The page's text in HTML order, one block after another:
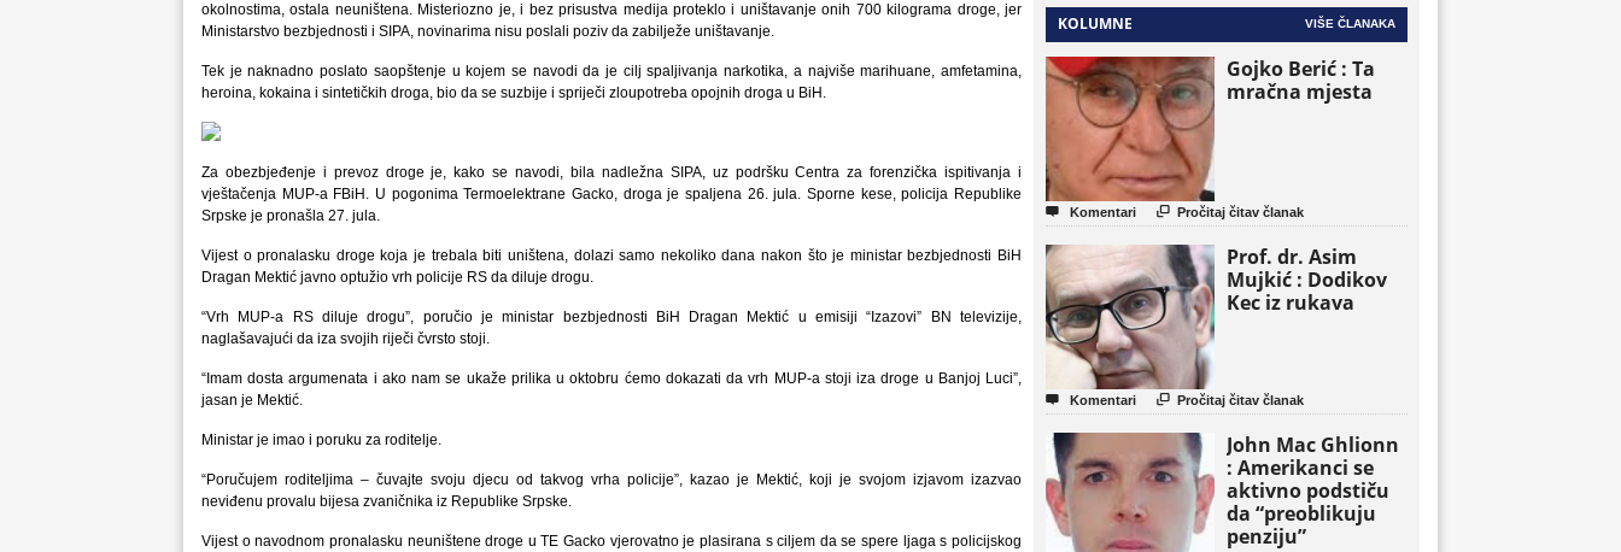
okolnostima, ostala neuništena. Misteriozno je, i bez prisustva medija proteklo i uništavanje onih 700 kilograma droge, jer
Ministarstvo bezbjednosti i SIPA, novinarima nisu poslali poziv da zabilježe uništavanje.
Tek je naknadno poslato saopštenje u kojem se navodi da je cilj spaljivanja narkotika, a najviše marihuane, amfetamina,
heroina, kokaina i sintetičkih droga, bio da se suzbije i spriječi zloupotreba opojnih droga u BiH.
Za obezbjeđenje i prevoz droge je, kako se navodi, bila nadležna SIPA, uz podršku Centra za forenzička ispitivanja i
vještačenja MUP-a FBiH. U pogonima Termoelektrane Gacko, droga je spaljena 26. jula. Sporne kese, policija Republike
Srpske je pronašla 27. jula.
Vijest o pronalasku droge koja je trebala biti uništena, dolazi samo nekoliko dana nakon što je ministar bezbjednosti BiH
Dragan Mektić javno optužio vrh policije RS da diluje drogu.
“Vrh MUP-a RS diluje drogu”, poručio je ministar bezbjednosti BiH Dragan Mektić u emisiji “Izazovi” BN televizije,
naglašavajući da iza svojih riječi čvrsto stoji.
“Imam dosta argumenata i ako nam se ukaže prilika u oktobru ćemo dokazati da vrh MUP-a stoji iza droge u Banjoj Luci”,
jasan je Mektić.
Ministar je imao i poruku za roditelje.
“Poručujem roditeljima – čuvajte svoju djecu od takvog vrha policije”, kazao je Mektić, koji je svojom izjavom izazvao
neviđenu provalu bijesa zvaničnika iz Republike Srpske.
Vijest o navodnom pronalasku neuništene droge u TE Gacko vjerovatno je plasirana s ciljem da se spere ljaga s policijskog
KOLUMNE VIŠE ČLANAKA
Gojko Berić : Ta
mračna mjesta
 Komentari  Pročitaj čitav članak
Prof. dr. Asim
Mujkić : Dodikov
Kec iz rukava
 Komentari  Pročitaj čitav članak
John Mac Ghlionn
: Amerikanci se
aktivno podstiču
da “preoblikuju
penziju”